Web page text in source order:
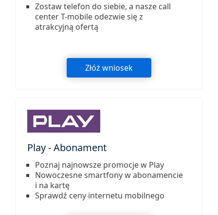
Zostaw telefon do siebie, a nasze call
center T-mobile odezwie się z
atrakcyjną ofertą
Złóż wniosek
Play - Abonament
Poznaj najnowsze promocje w Play
Nowoczesne smartfony w abonamencie
i na kartę
Sprawdź ceny internetu mobilnego